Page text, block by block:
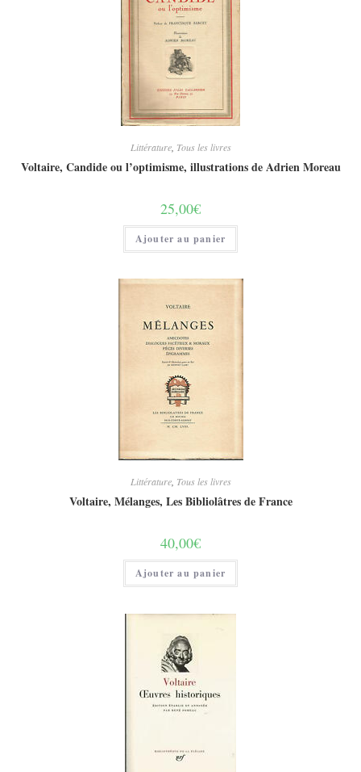
Littérature, Tous les livres
Voltaire, Candide ou l’optimisme, illustrations de Adrien Moreau
25,00€
Ajouter au panier
Littérature, Tous les livres
Voltaire, Mélanges, Les Bibliolâtres de France
40,00€
Ajouter au panier